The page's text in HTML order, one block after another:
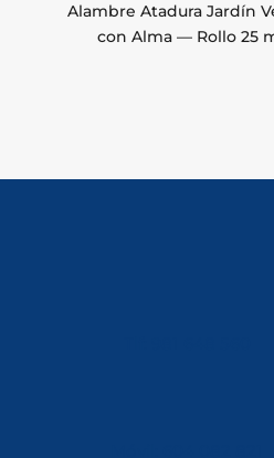
Alambre Atadura Jardín
con Alma — Rollo 25